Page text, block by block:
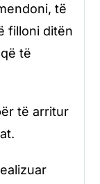
të
filloni ditën
të
të arritur